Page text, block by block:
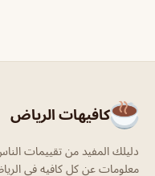
كافيهات الرياض
دليلك المفيد من تقييمات
معلومات عن كل كافيه في